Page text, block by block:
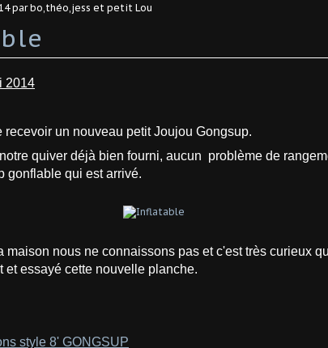
par bo,théo,jess et petit Lou
2014
recevoir un nouveau petit Joujou Gongsup.
quiver déjà bien fourni, aucun problème de
gonflable qui est arrivé.
maison nous ne connaissons pas et c'est très curieux
et essayé cette nouvelle planche.
style 8' GONGSUP